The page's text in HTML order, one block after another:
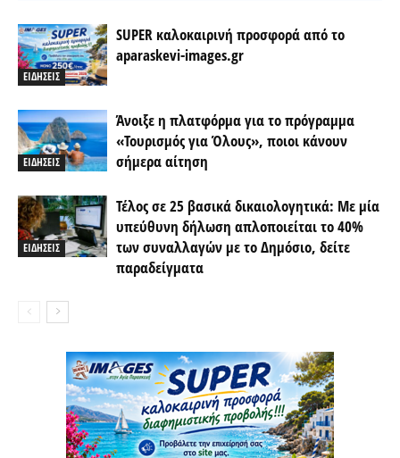
ΕΙΔΗΣΕΙΣ
SUPER καλοκαιρινή προσφορά από το
aparaskevi-images.gr
ΕΙΔΗΣΕΙΣ
Άνοιξε η πλατφόρμα για το πρόγραμμα
«Τουρισμός για Όλους», ποιοι κάνουν
σήμερα αίτηση
ΕΙΔΗΣΕΙΣ
Τέλος σε 25 βασικά δικαιολογητικά: Με μία
υπεύθυνη δήλωση απλοποιείται το 40%
των συναλλαγών με το Δημόσιο, δείτε
παραδείγματα